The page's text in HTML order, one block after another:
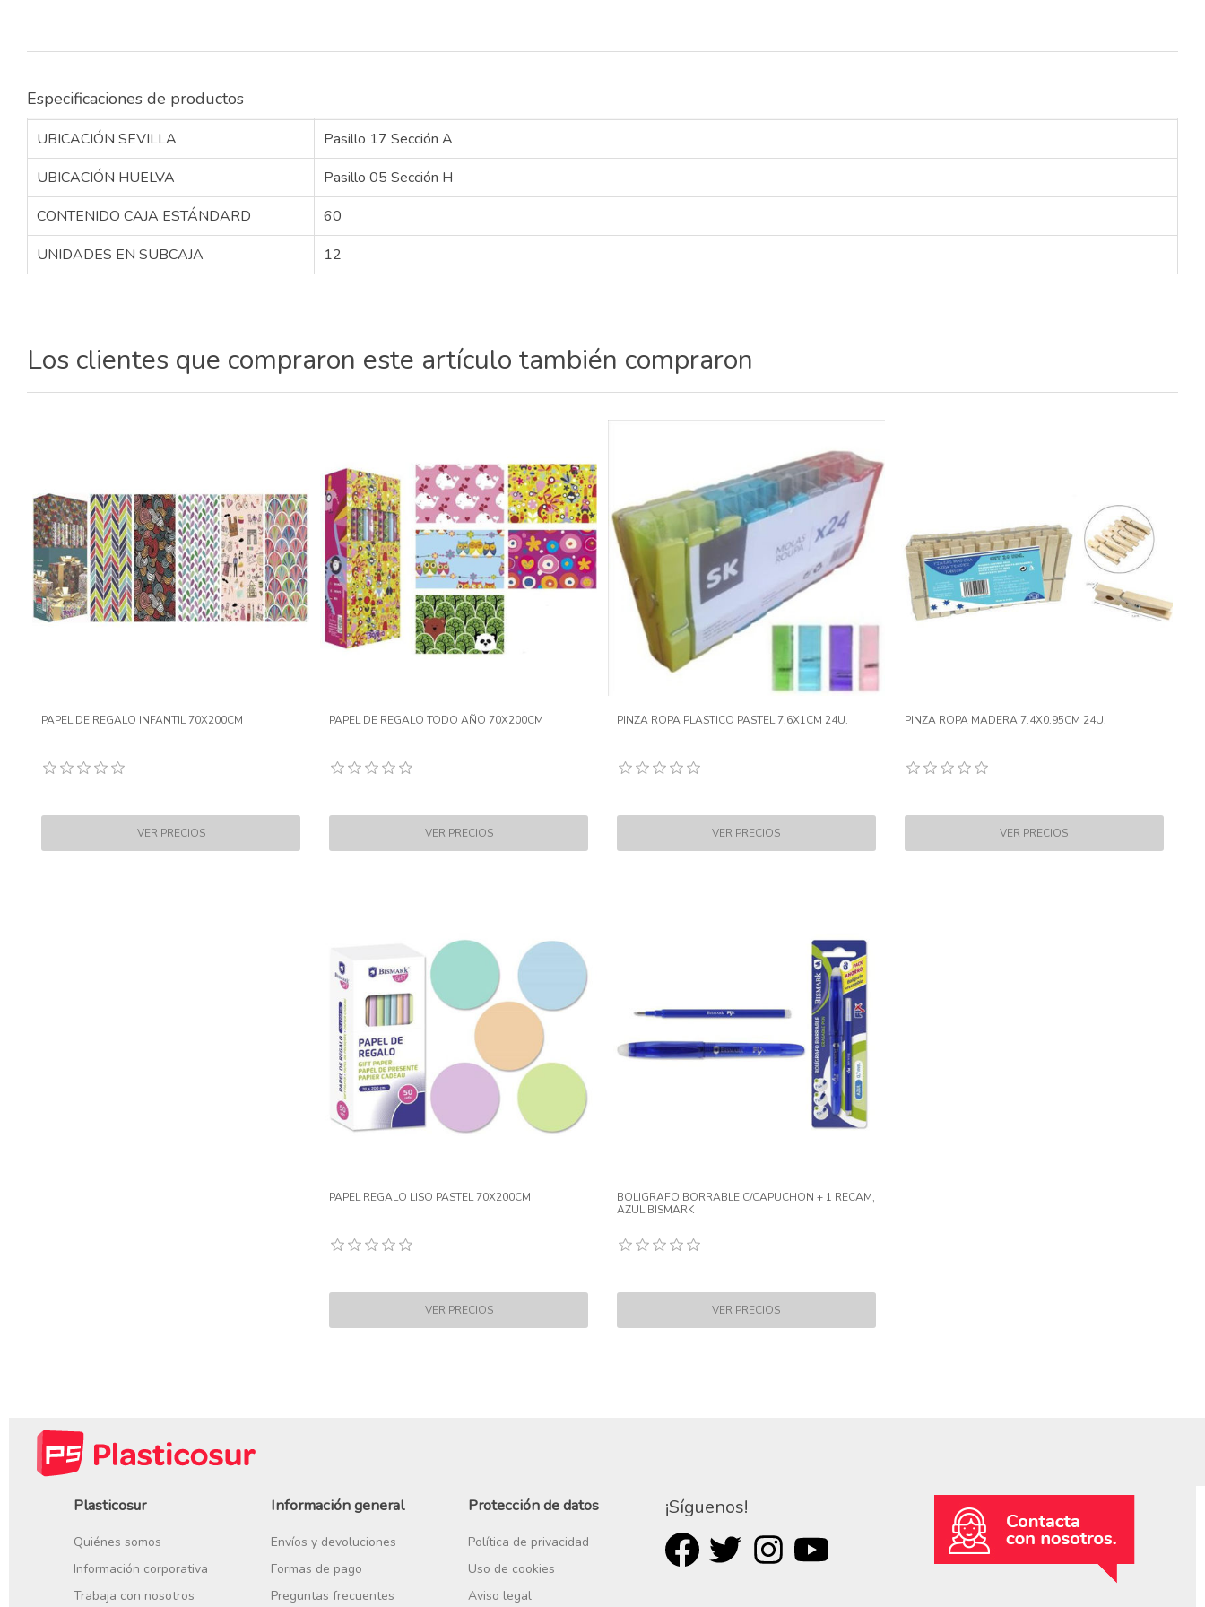
Especificaciones de productos
UBICACIÓN SEVILLA
Pasillo 17 Sección A
UBICACIÓN HUELVA
Pasillo 05 Sección H
CONTENIDO CAJA ESTÁNDARD
60
UNIDADES EN SUBCAJA
12
Los clientes que compraron este artículo también compraron
PAPEL DE REGALO INFANTIL 70X200CM PAPEL DE REGALO TODO AÑO 70X200CM PINZA ROPA PLASTICO PASTEL 7,6X1CM 24U. PINZA ROPA MADERA 7.4X0.95CM 24U.
PAPEL REGALO LISO PASTEL 70X200CM
BOLIGRAFO BORRABLE C/CAPUCHON + 1 RECAM,
AZUL BISMARK
Plasticosur
Quiénes somos
Información corporativa
Trabaja con nosotros
Información general
Envíos y devoluciones
Formas de pago
Preguntas frecuentes
Protección de datos
Política de privacidad
Uso de cookies
Aviso legal
¡Síguenos!